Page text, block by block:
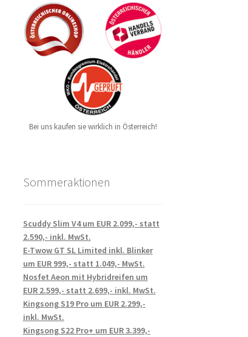
Bei uns kaufen sie wirklich in Österreich!
Sommeraktionen
Scuddy Slim V4 um EUR 2.099,- statt
2.590,- inkl. MwSt.
E-Twow GT SL Limited inkl. Blinker
um EUR 999,- statt 1.049,- MwSt.
Nosfet Aeon mit Hybridreifen um
EUR 2.599,- statt 2.699,- inkl. MwSt.
Kingsong S19 Pro um EUR 2.299,-
inkl. MwSt.
Kingsong S22 Pro+ um EUR 3.399,-